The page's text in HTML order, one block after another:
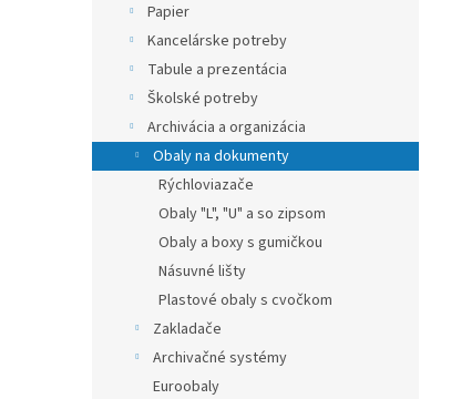
Papier
Kancelárske potreby
Tabule a prezentácia
Školské potreby
Archivácia a organizácia
Obaly na dokumenty
Rýchloviazače
Obaly "L", "U" a so zipsom
Obaly a boxy s gumičkou
Násuvné lišty
Plastové obaly s cvočkom
Zakladače
Archivačné systémy
Euroobaly